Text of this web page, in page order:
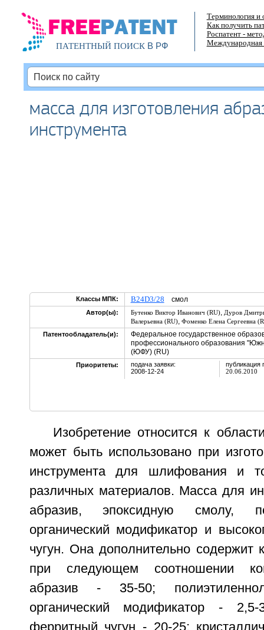
ПАТЕНТНЫЙ ПОИСКВ РФ
Терминология и
Как получить
Роспатент -
Международная
масса для изготовления
инструмента
Классы МПК: B24D3/28 смол
Автор(ы): Бутенко Виктор Иванович (RU), Дуров
Валерьевна (RU), Фоменко Елена Сергеевна
Патентообладатель(и):
Федеральное государственное
профессионального образования
(ЮФУ) (RU)
Приоритеты:
подача заявки:
2008-12-24
публикация
20.06.2010
Изобретение относится к
может быть использовано при
инструмента для шлифования и
различных материалов. Масса для
абразив, эпоксидную смолу,
органический модификатор и
чугун. Она дополнительно содержит
при следующем соотношении
абразив - 35-50;
органический модификатор - 2,5-
ферритный чугун - 20-25;